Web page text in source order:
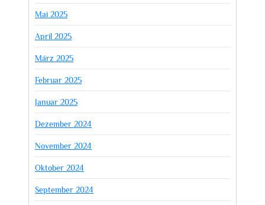
Mai 2025
April 2025
März 2025
Februar 2025
Januar 2025
Dezember 2024
November 2024
Oktober 2024
September 2024